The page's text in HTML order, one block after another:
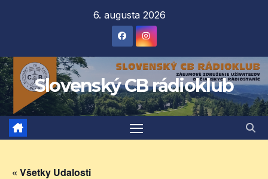
6. augusta 2026
Slovenský CB rádioklub
« Všetky Udalosti